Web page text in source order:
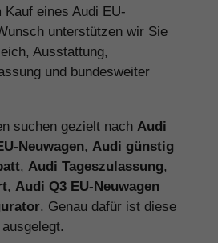
Kauf eines Audi EU-
unterstützen wir Sie
Ausstattung,
und bundesweiter
suchen gezielt nach Audi
Neuwagen, Audi günstig
, Audi Tageszulassung,
, Audi Q3 EU-Neuwagen
. Genau dafür ist diese